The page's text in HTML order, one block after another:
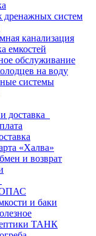
систем
канализация
емкостей
обслуживание
на воду
системы
доставка
«Халва»
и возврат
и баки
ТАНК